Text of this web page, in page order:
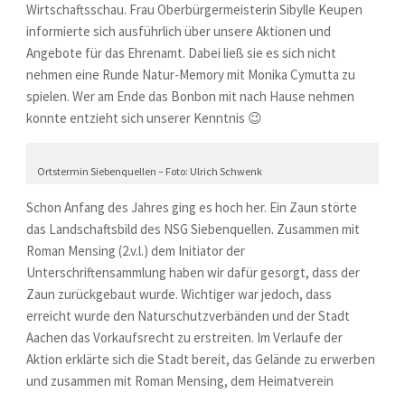
Wirtschaftsschau. Frau Oberbürgermeisterin Sibylle Keupen
informierte sich ausführlich über unsere Aktionen und
Angebote für das Ehrenamt. Dabei ließ sie es sich nicht
nehmen eine Runde Natur-Memory mit Monika Cymutta zu
spielen. Wer am Ende das Bonbon mit nach Hause nehmen
konnte entzieht sich unserer Kenntnis 😉
Ortstermin Siebenquellen – Foto: Ulrich Schwenk
Schon Anfang des Jahres ging es hoch her. Ein Zaun störte
das Landschaftsbild des NSG Siebenquellen. Zusammen mit
Roman Mensing (2.v.l.) dem Initiator der
Unterschriftensammlung haben wir dafür gesorgt, dass der
Zaun zurückgebaut wurde. Wichtiger war jedoch, dass
erreicht wurde den Naturschutzverbänden und der Stadt
Aachen das Vorkaufsrecht zu erstreiten. Im Verlaufe der
Aktion erklärte sich die Stadt bereit, das Gelände zu erwerben
und zusammen mit Roman Mensing, dem Heimatverein